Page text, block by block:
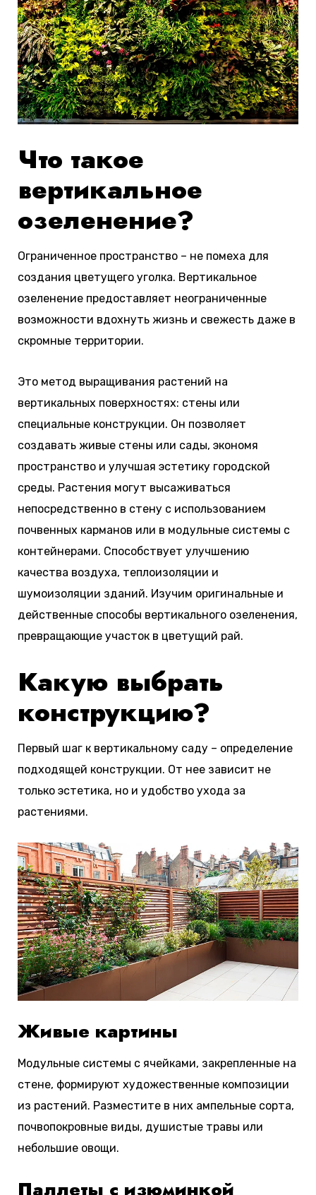
Что такое
вертикальное
озеленение?
Ограниченное пространство – не помеха для
создания цветущего уголка. Вертикальное
озеленение предоставляет неограниченные
возможности вдохнуть жизнь и свежесть даже в
скромные территории.
Это метод выращивания растений на
вертикальных поверхностях: стены или
специальные конструкции. Он позволяет
создавать живые стены или сады, экономя
пространство и улучшая эстетику городской
среды. Растения могут высаживаться
непосредственно в стену с использованием
почвенных карманов или в модульные системы с
контейнерами. Способствует улучшению
качества воздуха, теплоизоляции и
шумоизоляции зданий. Изучим оригинальные и
действенные способы вертикального озеленения,
превращающие участок в цветущий рай.
Какую выбрать
конструкцию?
Первый шаг к вертикальному саду – определение
подходящей конструкции. От нее зависит не
только эстетика, но и удобство ухода за
растениями.
Живые картины
Модульные системы с ячейками, закрепленные на
стене, формируют художественные композиции
из растений. Разместите в них ампельные сорта,
почвопокровные виды, душистые травы или
небольшие овощи.
Паллеты с изюминкой